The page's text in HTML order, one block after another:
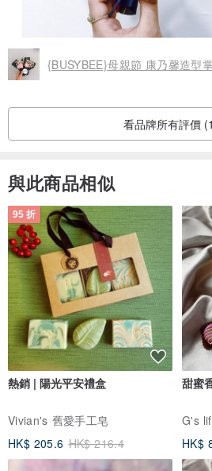
{BUSYBEE}母親節 康乃馨造型
看品牌所有評價
與此商品相似
95 折
熱銷 | 陽光平安禮盒
Vivian's 舊愛手工皂
HK$ 205.6 HK$ 216.4
甜蜜
G's
HK$